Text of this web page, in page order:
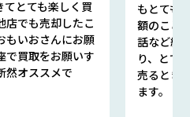
てとても楽しく買
店でも売却したこ
もいおさんにお願
で買取をお願いす
然オススメで
もとても
額のこと
話など細
り、とて
売るとき
ます。